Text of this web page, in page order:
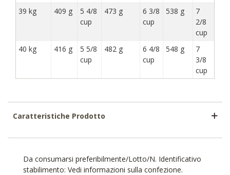
39 kg
409 g
5 4/8
cup
473 g
6 3/8
cup
538 g
7
2/8
cup
40 kg
416 g
5 5/8
cup
482 g
6 4/8
cup
548 g
7
3/8
cup
Caratteristiche Prodotto
Da consumarsi preferibilmente/Lotto/N. Identificativo
stabilimento: Vedi informazioni sulla confezione.